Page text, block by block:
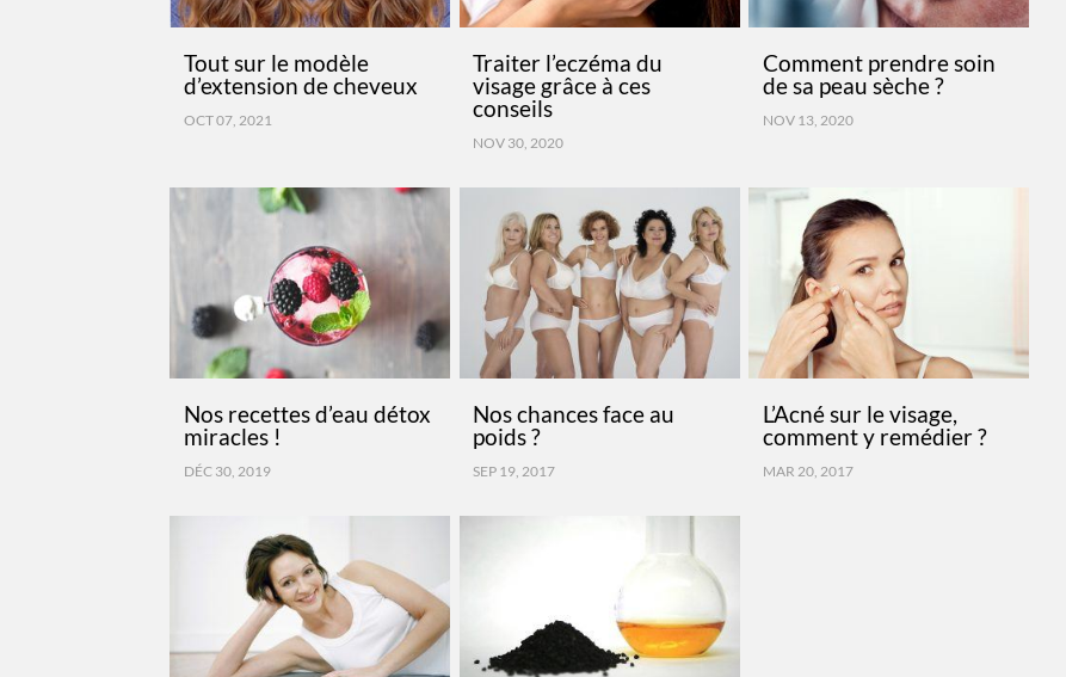
Tout sur le modèle
d’extension de cheveux
OCT 07, 2021
Traiter l’eczéma du
visage grâce à ces
conseils
NOV 30, 2020
Comment prendre soin
de sa peau sèche ?
NOV 13, 2020
Nos recettes d’eau détox
miracles !
DÉC 30, 2019
Nos chances face au
poids ?
SEP 19, 2017
L’Acné sur le visage,
comment y remédier ?
MAR 20, 2017